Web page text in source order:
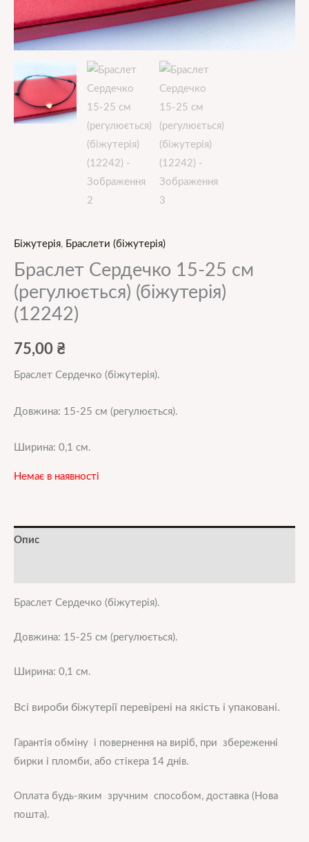
Біжутерія, Браслети (біжутерія)
Браслет Сердечко 15-25 см
(регулюється) (біжутерія)
(12242)
75,00 ₴
Браслет Сердечко (біжутерія).
Довжина: 15-25 см (регулюється).
Ширина: 0,1 см.
Немає в наявності
Опис
Браслет Сердечко (біжутерія).
Довжина: 15-25 см (регулюється).
Ширина: 0,1 см.
Всі вироби біжутерії перевірені на якість і упаковані.
Гарантія обміну і повернення на виріб, при збереженні
бирки і пломби, або стікера 14 днів.
Оплата будь-яким зручним способом, доставка (Нова
пошта).